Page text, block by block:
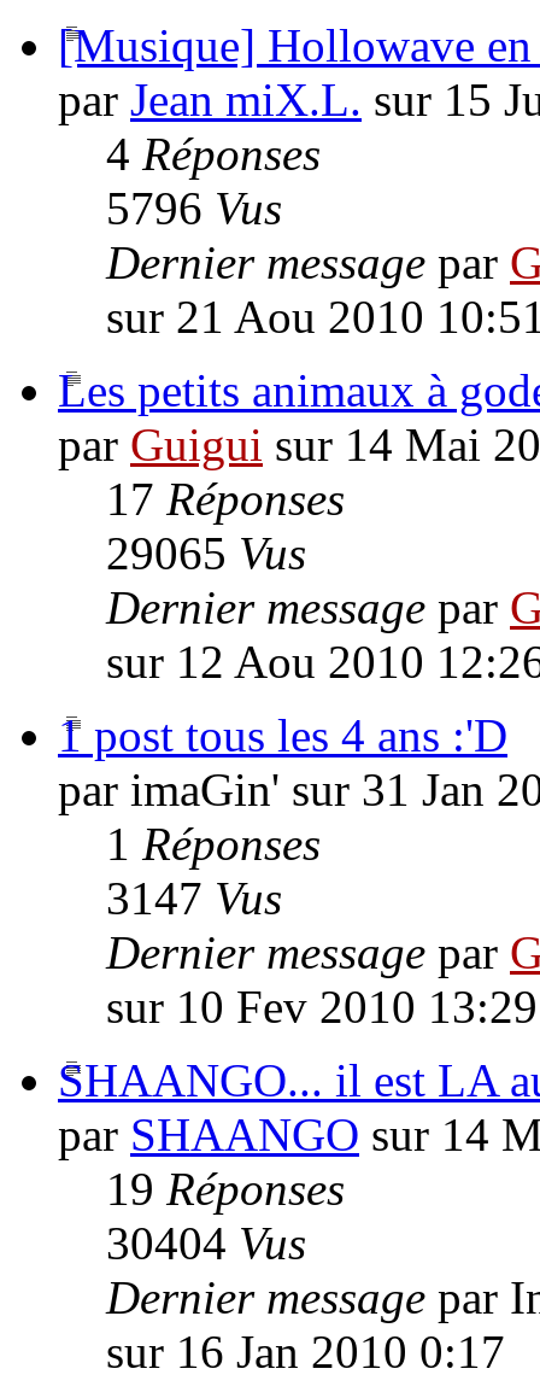
[Musique] Hollowave en
par Jean miX.L. sur 15
4 Réponses
5796 Vus
Dernier message par
sur 21 Aou 2010
Les petits animaux à
par Guigui sur 14 Mai
17 Réponses
29065 Vus
Dernier message par
sur 12 Aou 2010
1 post tous les 4 ans :'D
par imaGin' sur 31 Jan
1 Réponses
3147 Vus
Dernier message par
sur 10 Fev 2010 13:29
SHAANGO... il est LA
par SHAANGO sur 14
19 Réponses
30404 Vus
Dernier message par
sur 16 Jan 2010 0:17